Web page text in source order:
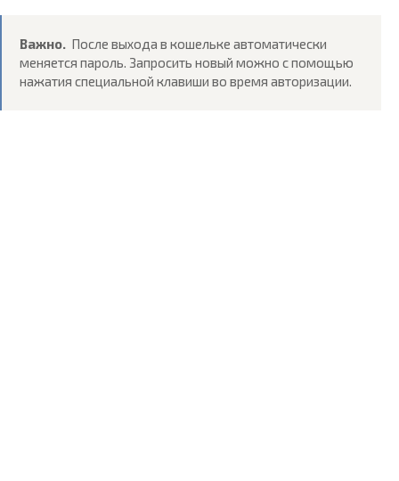
Важно. После выхода в кошельке автоматически
меняется пароль. Запросить новый можно с помощью
нажатия специальной клавиши во время авторизации.